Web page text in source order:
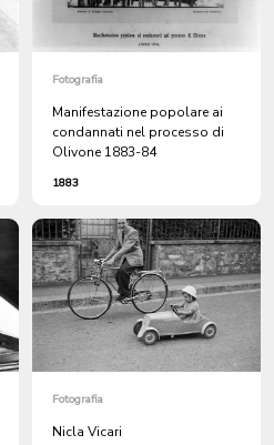
Fotografia
Manifestazione popolare ai
condannati nel processo di
Olivone 1883-84
1883
Fotografia
Nicla Vicari